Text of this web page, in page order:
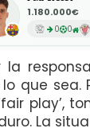
1.180.000€
0 0
la
que sea.
play’,
La